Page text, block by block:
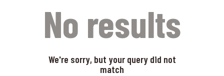
No results
We're sorry, but your query did not
match